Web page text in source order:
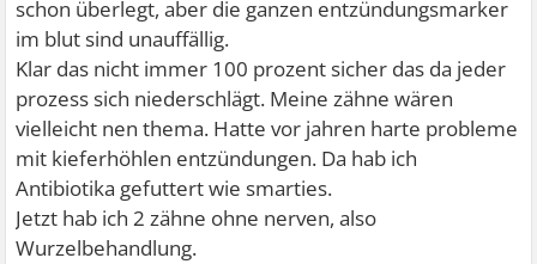
schon überlegt, aber die ganzen entzündungsmarker
im blut sind unauffällig.
Klar das nicht immer 100 prozent sicher das da jeder
prozess sich niederschlägt. Meine zähne wären
vielleicht nen thema. Hatte vor jahren harte probleme
mit kieferhöhlen entzündungen. Da hab ich
Antibiotika gefuttert wie smarties.
Jetzt hab ich 2 zähne ohne nerven, also
Wurzelbehandlung.